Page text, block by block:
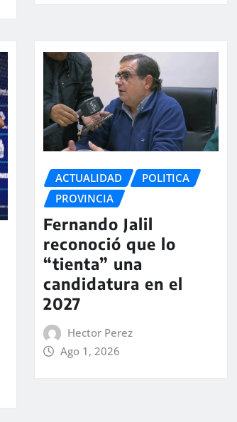
ACTUALIDAD
POLITICA
PROVINCIA
Fernando Jalil
reconoció que lo
“tienta” una
candidatura en el
2027
Hector Perez
Ago 1, 2026